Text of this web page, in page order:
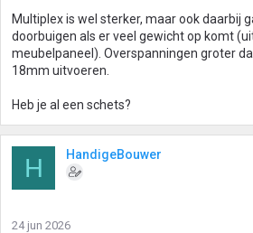
Multiplex is wel sterker, maar ook daarbij
doorbuigen als er veel gewicht op komt
meubelpaneel). Overspanningen groter
18mm uitvoeren.
Heb je al een schets?
H HandigeBouwer
24 jun 2026